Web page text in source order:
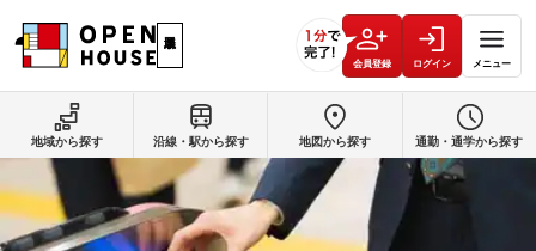
会員登録 ログイン メニュー
地域から探す 沿線・駅から探す 地図から探す 通勤・通学から探す